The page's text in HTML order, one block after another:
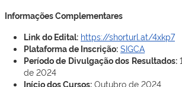
Informações Complementares
Link do Edital: https://shorturl.at/4xkp7
Plataforma de Inscrição: SIGCA
Período de Divulgação dos Resultados:
de 2024
Início dos Cursos: Outubro de 2024